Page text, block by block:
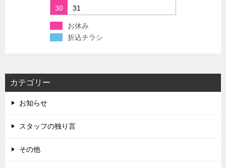
30
31
お休み
折込チラシ
カテゴリー
お知らせ
スタッフの独り言
その他